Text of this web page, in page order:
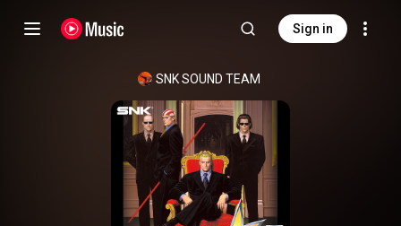
Sign in
SNK SOUND TEAM